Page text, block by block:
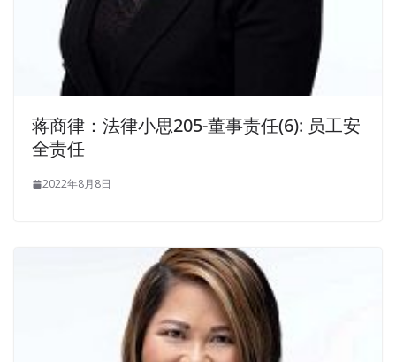
蒋商律：法律小思205-董事责任(6): 员工安
全责任
2022年8月8日